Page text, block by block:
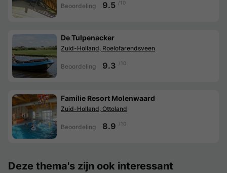
Beoordeling 9.5 /10
De Tulpenacker
Zuid-Holland, Roelofarendsveen
Beoordeling 9.3 /10
Familie Resort Molenwaard
Zuid-Holland, Ottoland
Beoordeling 8.9 /10
Deze thema's zijn ook interessant